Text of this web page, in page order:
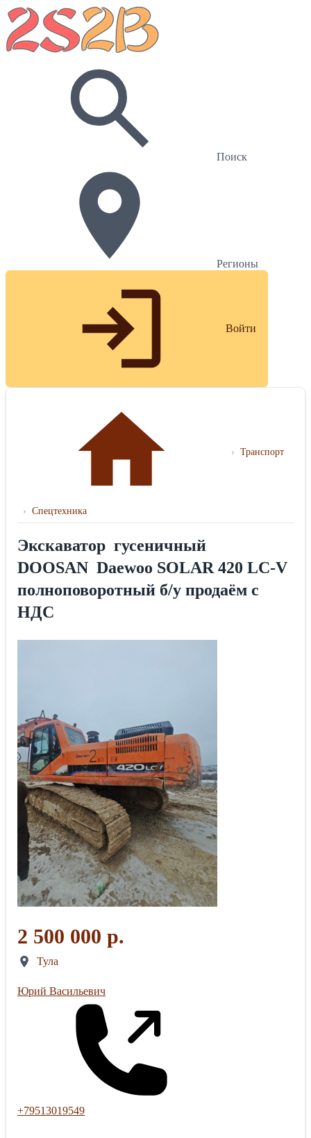
Поиск
Регионы
Войти
› Транспорт
› Спецтехника
Экскаватор гусеничный
DOOSAN Daewoo SOLAR 420 LC-V
полноповоротный б/у продаём с
НДС
2 500 000 р.
Тула
Юрий Васильевич
+79513019549